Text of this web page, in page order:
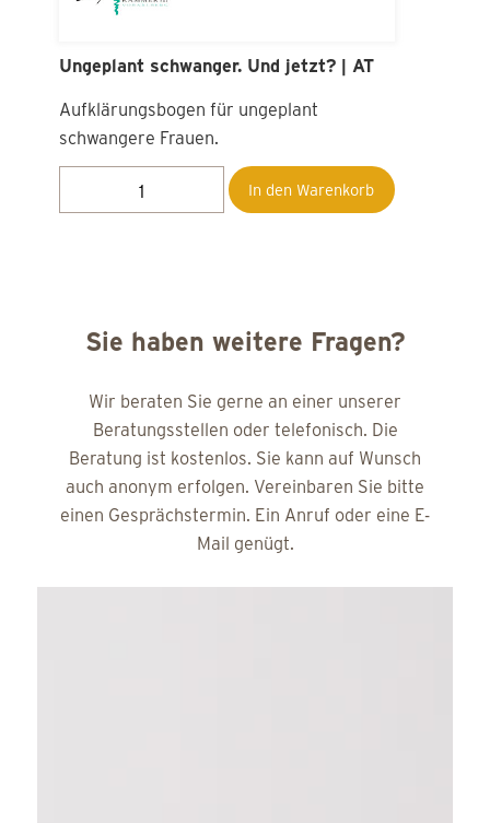
Ungeplant schwanger. Und jetzt? | AT
Aufklärungsbogen für ungeplant
schwangere Frauen.
In den Warenkorb
Sie haben weitere Fragen?
Wir beraten Sie gerne an einer unserer
Beratungsstellen oder telefonisch. Die
Beratung ist kostenlos. Sie kann auf Wunsch
auch anonym erfolgen. Vereinbaren Sie bitte
einen Gesprächstermin. Ein Anruf oder eine E-
Mail genügt.